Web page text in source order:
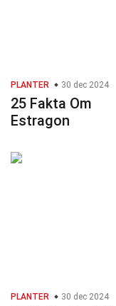
PLANTER 30 dec 2024
25 Fakta Om
Estragon
PLANTER 30 dec 2024